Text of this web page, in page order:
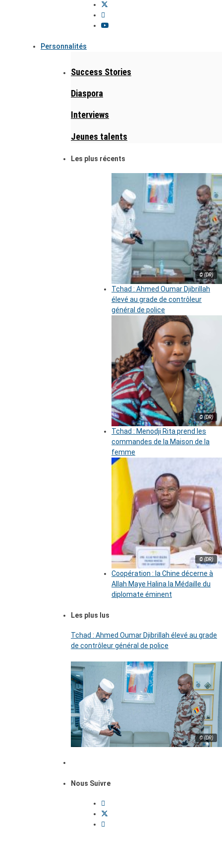
Personnalités
Success Stories
Diaspora
Interviews
Jeunes talents
Les plus récents
© (DR)
Tchad : Ahmed Oumar Djibrillah
élevé au grade de contrôleur
général de police
© (DR)
Tchad : Menodji Rita prend les
commandes de la Maison de la
femme
© (DR)
Coopération : la Chine décerne à
Allah Maye Halina la Médaille du
diplomate éminent
Les plus lus
Tchad : Ahmed Oumar Djibrillah élevé au grade
de contrôleur général de police
© (DR)
Nous Suivre